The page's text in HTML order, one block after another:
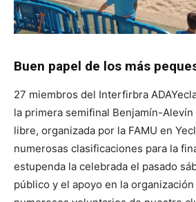
Buen papel de los más
27 miembros del Interfirbra
la primera semifinal Benjamín-Alevín
libre, organizada por la FAMU en
numerosas clasificaciones para la
estupenda la celebrada el pasado
público y el apoyo en la